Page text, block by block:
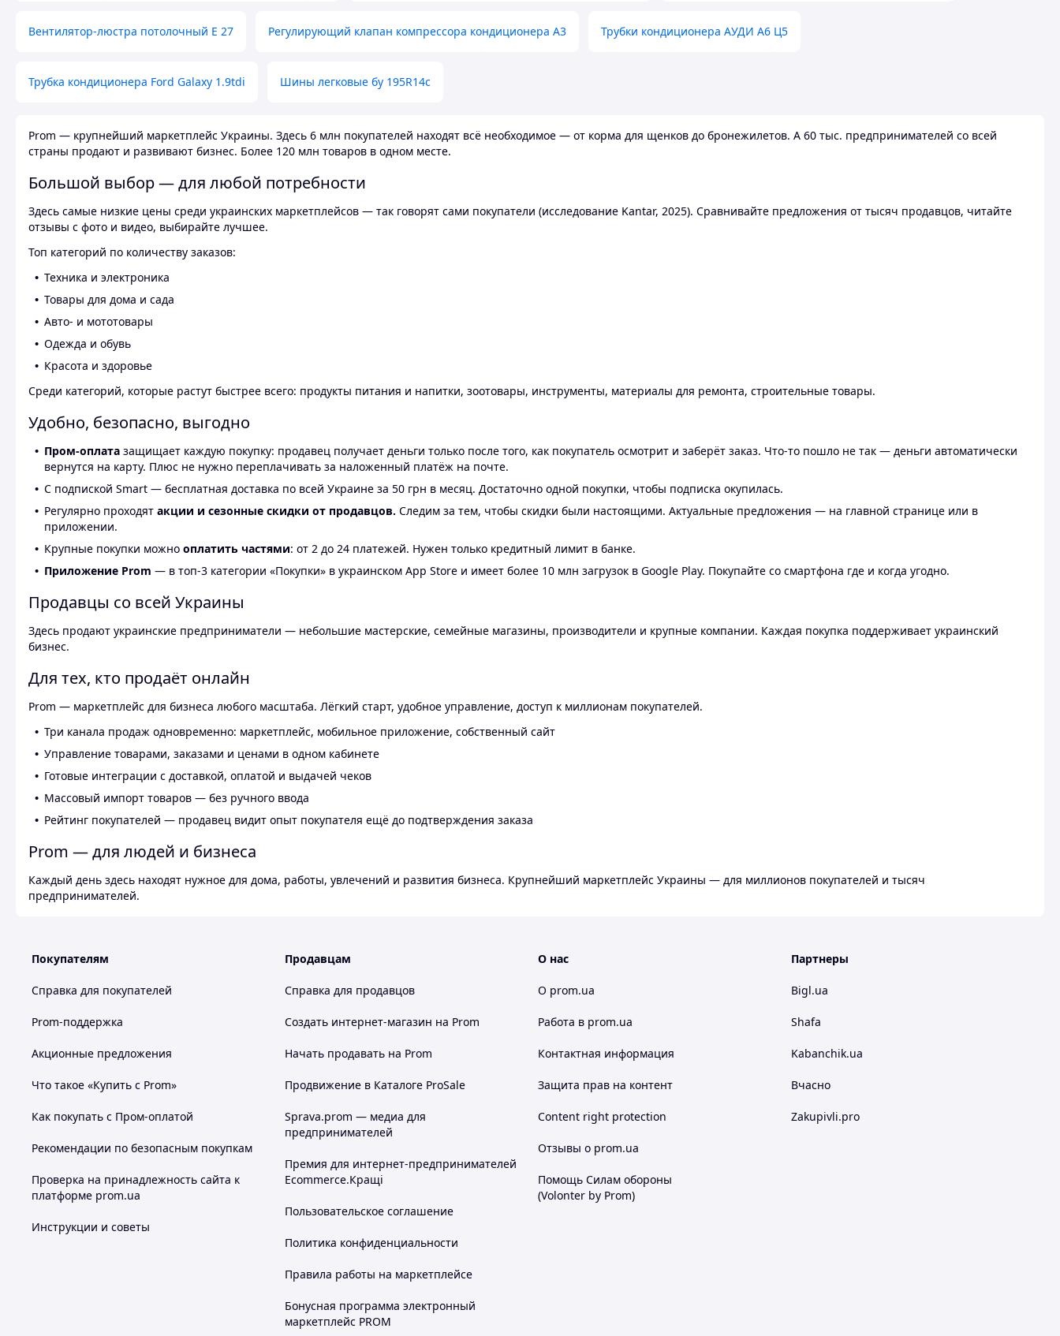
Вентилятор-люстра потолочный E 27 Регулирующий клапан компрессора кондиционера А3 Трубки кондиционера АУДИ А6 Ц5
Трубка кондиционера Ford Galaxy 1.9tdi Шины легковые бу 195R14c
Prom — крупнейший маркетплейс Украины. Здесь 6 млн покупателей находят всё необходимое — от корма для щенков до бронежилетов. А 60 тыс. предпринимателей со всей
страны продают и развивают бизнес. Более 120 млн товаров в одном месте.
Большой выбор — для любой потребности
Здесь самые низкие цены среди украинских маркетплейсов — так говорят сами покупатели (исследование Kantar, 2025). Сравнивайте предложения от тысяч продавцов, читайте
отзывы с фото и видео, выбирайте лучшее.
Топ категорий по количеству заказов:
Техника и электроника
Товары для дома и сада
Авто- и мототовары
Одежда и обувь
Красота и здоровье
Среди категорий, которые растут быстрее всего: продукты питания и напитки, зоотовары, инструменты, материалы для ремонта, строительные товары.
Удобно, безопасно, выгодно
Пром-оплата защищает каждую покупку: продавец получает деньги только после того, как покупатель осмотрит и заберёт заказ. Что-то пошло не так — деньги автоматически
вернутся на карту. Плюс не нужно переплачивать за наложенный платёж на почте.
С подпиской Smart — бесплатная доставка по всей Украине за 50 грн в месяц. Достаточно одной покупки, чтобы подписка окупилась.
Регулярно проходят акции и сезонные скидки от продавцов. Следим за тем, чтобы скидки были настоящими. Актуальные предложения — на главной странице или в
приложении.
Крупные покупки можно оплатить частями: от 2 до 24 платежей. Нужен только кредитный лимит в банке.
Приложение Prom — в топ-3 категории «Покупки» в украинском App Store и имеет более 10 млн загрузок в Google Play. Покупайте со смартфона где и когда угодно.
Продавцы со всей Украины
Здесь продают украинские предприниматели — небольшие мастерские, семейные магазины, производители и крупные компании. Каждая покупка поддерживает украинский
бизнес.
Для тех, кто продаёт онлайн
Prom — маркетплейс для бизнеса любого масштаба. Лёгкий старт, удобное управление, доступ к миллионам покупателей.
Три канала продаж одновременно: маркетплейс, мобильное приложение, собственный сайт
Управление товарами, заказами и ценами в одном кабинете
Готовые интеграции с доставкой, оплатой и выдачей чеков
Массовый импорт товаров — без ручного ввода
Рейтинг покупателей — продавец видит опыт покупателя ещё до подтверждения заказа
Prom — для людей и бизнеса
Каждый день здесь находят нужное для дома, работы, увлечений и развития бизнеса. Крупнейший маркетплейс Украины — для миллионов покупателей и тысяч
предпринимателей.
Покупателям
Справка для покупателей
Prom-поддержка
Акционные предложения
Что такое «Купить с Prom»
Как покупать с Пром-оплатой
Рекомендации по безопасным покупкам
Проверка на принадлежность сайта к
платформе prom.ua
Инструкции и советы
Продавцам
Справка для продавцов
Создать интернет-магазин на Prom
Начать продавать на Prom
Продвижение в Каталоге ProSale
Sprava.prom — медиа для
предпринимателей
Премия для интернет-предпринимателей
Ecommerce.Кращі
Пользовательское соглашение
Политика конфиденциальности
Правила работы на маркетплейсе
Бонусная программа электронный
маркетплейс PROM
О нас
О prom.ua
Работа в prom.ua
Контактная информация
Защита прав на контент
Content right protection
Отзывы о prom.ua
Помощь Силам обороны
(Volonter by Prom)
Партнеры
Bigl.ua
Shafa
Kabanchik.ua
Вчасно
Zakupivli.pro